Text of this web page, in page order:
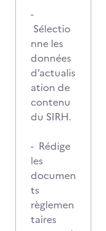
-
Sélectio
nne les
données
d’actualis
ation de
contenu
du SIRH.
- Rédige
les
documen
ts
règlemen
taires